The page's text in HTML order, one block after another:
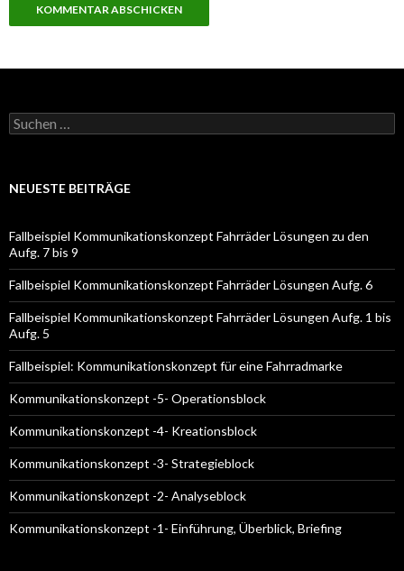
S
u
e
c
h
:
NEUESTE BEITRÄGE
Fallbeispiel Kommunikationskonzept Fahrräder Lösungen zu den
Aufg. 7 bis 9
Fallbeispiel Kommunikationskonzept Fahrräder Lösungen Aufg. 6
Fallbeispiel Kommunikationskonzept Fahrräder Lösungen Aufg. 1 bis
Aufg. 5
Fallbeispiel: Kommunikationskonzept für eine Fahrradmarke
Kommunikationskonzept -5- Operationsblock
Kommunikationskonzept -4- Kreationsblock
Kommunikationskonzept -3- Strategieblock
Kommunikationskonzept -2- Analyseblock
Kommunikationskonzept -1- Einführung, Überblick, Briefing